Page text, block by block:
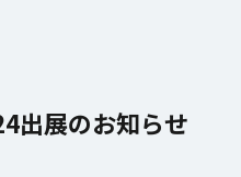
出展のお知らせ